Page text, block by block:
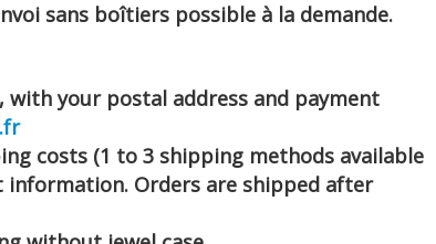
sans boîtiers possible à la demande.
your postal address and payment
costs (1 to 3 shipping methods available
information. Orders are shipped after